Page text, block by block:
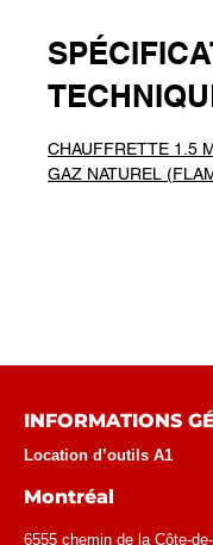
CHAUFFRETTE 1.5
GAZ NATUREL
INFORMATIONS
Location d’outils A1
Montréal
6555 chemin de la Côte-